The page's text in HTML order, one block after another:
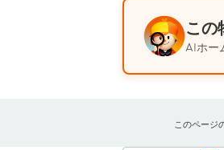
この
AIホー
このページ